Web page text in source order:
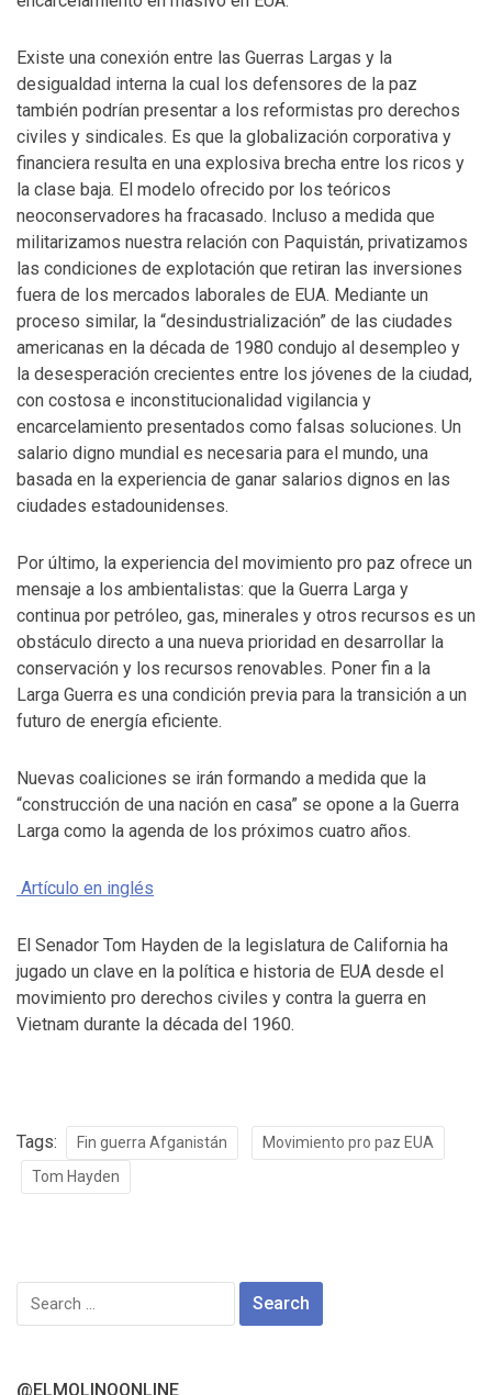
Existe una conexión entre las Guerras Largas y la
desigualdad interna la cual los defensores de la paz
también podrían presentar a los reformistas pro derechos
civiles y sindicales. Es que la globalización corporativa y
financiera resulta en una explosiva brecha entre los ricos y
la clase baja. El modelo ofrecido por los teóricos
neoconservadores ha fracasado. Incluso a medida que
militarizamos nuestra relación con Paquistán, privatizamos
las condiciones de explotación que retiran las inversiones
fuera de los mercados laborales de EUA. Mediante un
proceso similar, la “desindustrialización” de las ciudades
americanas en la década de 1980 condujo al desempleo y
la desesperación crecientes entre los jóvenes de la ciudad,
con costosa e inconstitucionalidad vigilancia y
encarcelamiento presentados como falsas soluciones. Un
salario digno mundial es necesaria para el mundo, una
basada en la experiencia de ganar salarios dignos en las
ciudades estadounidenses.
Por último, la experiencia del movimiento pro paz ofrece un
mensaje a los ambientalistas: que la Guerra Larga y
continua por petróleo, gas, minerales y otros recursos es un
obstáculo directo a una nueva prioridad en desarrollar la
conservación y los recursos renovables. Poner fin a la
Larga Guerra es una condición previa para la transición a un
futuro de energía eficiente.
Nuevas coaliciones se irán formando a medida que la
“construcción de una nación en casa” se opone a la Guerra
Larga como la agenda de los próximos cuatro años.
Artículo en inglés
El Senador Tom Hayden de la legislatura de California ha
jugado un clave en la política e historia de EUA desde el
movimiento pro derechos civiles y contra la guerra en
Vietnam durante la década del 1960.
Tags: Fin guerra Afganistán
Movimiento pro paz EUA
Tom Hayden
Search
for:
@ELMOLINOONLINE